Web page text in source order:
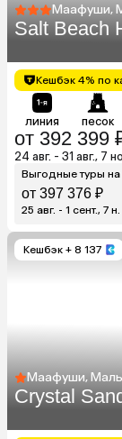
Маафуши,
Salt Beach
Кешбэк 4% по
линия песок
от 392 399
24 авг. - 31 авг., 7
Выгодные туры
от 397 376 ₽
25 авг. - 1 сент., 7 н.
Кешбэк + 8 137
Маафуши,
Crystal